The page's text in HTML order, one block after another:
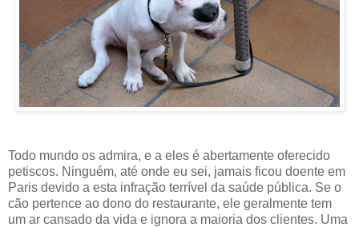
Todo mundo os admira, e a eles é abertamente oferecido
petiscos. Ninguém, até onde eu sei, jamais ficou doente em
Paris devido a esta infração terrível da saúde pública. Se o
cão pertence ao dono do restaurante, ele geralmente tem
um ar cansado da vida e ignora a maioria dos clientes. Uma